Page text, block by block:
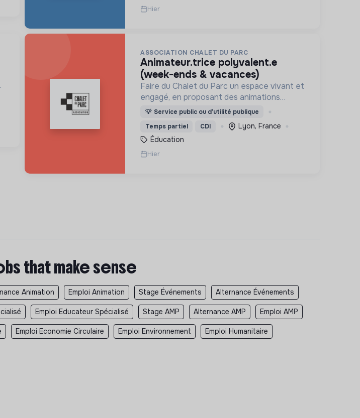
Hier
ASSOCIATION CHALET DU PARC
animateur.trice polyvalent.e
(week-ends & vacances)
Faire du Chalet du Parc un espace vivant et
engagé, en proposant des animations
culturelles et pédagogiques (ateliers, expos,
et inspirante.
💡 Service public ou d’utilité publique
Temps partiel
CDI
Lyon, France
Éducation
Hier
that make sense
Animation Emploi Animation Stage Événements Alternance Événements
Emploi Educateur Spécialisé Stage AMP Alternance AMP Emploi AMP
Emploi Economie Circulaire Emploi Environnement Emploi Humanitaire